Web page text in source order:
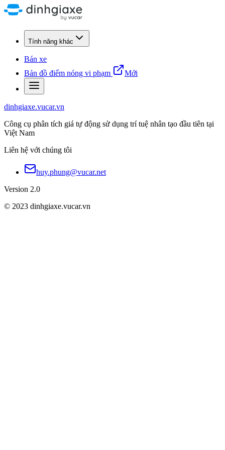
Tính năng khác
Bán xe
Bản đồ điểm nóng vi phạm
Mới
dinhgiaxe.vucar.vn
Công cụ phân tích giá tự động sử dụng trí tuệ nhân tạo đầu tiên tại
Việt Nam
Liên hệ với chúng tôi
huy.phung@vucar.net
Version 2.0
© 2023 dinhgiaxe.vucar.vn